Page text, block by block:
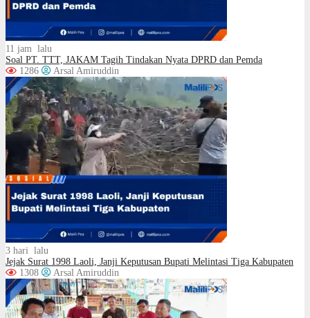
11 jam lalu
Soal PT. TTT, JAKAM Tagih Tindakan Nyata DPRD dan Pemda
1286
Arsal Amiruddin
3 hari lalu
Jejak Surat 1998 Laoli, Janji Keputusan Bupati Melintasi Tiga Kabupaten
1308
Arsal Amiruddin